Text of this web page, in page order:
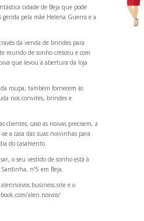
cidade de Beja que pode
pela mãe Helena Guerra e a
da venda de brindes para
mundo de sonho cresceu e com
que levou à abertura da loja
roupa, também fornecem às
nos convites, brindes e
clientes, caso as noivas precisem, a
a casa das suas noivinhas para
do casamento.
o seu vestido de sonho está à
nº5 em Beja.
e o
alen.noivos/